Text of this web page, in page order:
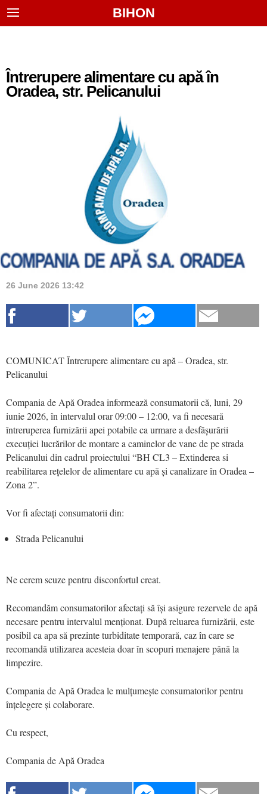
BIHON
Întrerupere alimentare cu apă în
Oradea, str. Pelicanului
26 June 2026 13:42
COMUNICAT Întrerupere alimentare cu apă – Oradea, str.
Pelicanului
Compania de Apă Oradea informează consumatorii că, luni, 29
iunie 2026, în intervalul orar 09:00 – 12:00, va fi necesară
întreruperea furnizării apei potabile ca urmare a desfășurării
execuției lucrărilor de montare a caminelor de vane de pe strada
Pelicanului din cadrul proiectului “BH CL3 – Extinderea si
reabilitarea rețelelor de alimentare cu apă și canalizare în Oradea –
Zona 2”.
Vor fi afectați consumatorii din:
Strada Pelicanului
Ne cerem scuze pentru disconfortul creat.
Recomandăm consumatorilor afectați să își asigure rezervele de apă
necesare pentru intervalul menționat. După reluarea furnizării, este
posibil ca apa să prezinte turbiditate temporară, caz în care se
recomandă utilizarea acesteia doar în scopuri menajere până la
limpezire.
Compania de Apă Oradea le mulțumește consumatorilor pentru
înțelegere și colaborare.
Cu respect,
Compania de Apă Oradea